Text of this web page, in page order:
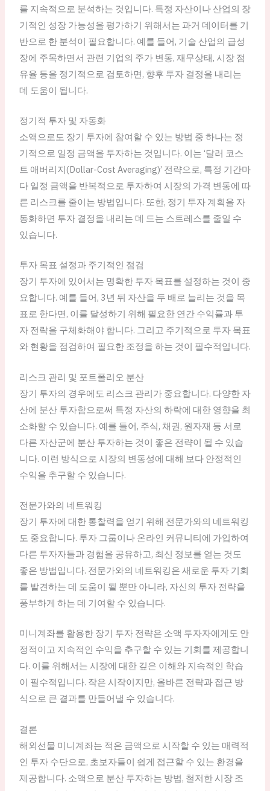
를 지속적으로 분석하는 것입니다. 특정 자산이나 산업의 장
기적인 성장 가능성을 평가하기 위해서는 과거 데이터를 기
반으로 한 분석이 필요합니다. 예를 들어, 기술 산업의 급성
장에 주목하면서 관련 기업의 주가 변동, 재무상태, 시장 점
유율 등을 정기적으로 검토하면, 향후 투자 결정을 내리는
데 도움이 됩니다.
정기적 투자 및 자동화
소액으로도 장기 투자에 참여할 수 있는 방법 중 하나는 정
기적으로 일정 금액을 투자하는 것입니다. 이는 ‘달러 코스
트 애버리지(Dollar-Cost Averaging)’ 전략으로, 특정 기간마
다 일정 금액을 반복적으로 투자하여 시장의 가격 변동에 따
른 리스크를 줄이는 방법입니다. 또한, 정기 투자 계획을 자
동화하면 투자 결정을 내리는 데 드는 스트레스를 줄일 수
있습니다.
투자 목표 설정과 주기적인 점검
장기 투자에 있어서는 명확한 투자 목표를 설정하는 것이 중
요합니다. 예를 들어, 3년 뒤 자산을 두 배로 늘리는 것을 목
표로 한다면, 이를 달성하기 위해 필요한 연간 수익률과 투
자 전략을 구체화해야 합니다. 그리고 주기적으로 투자 목표
와 현황을 점검하여 필요한 조정을 하는 것이 필수적입니다.
리스크 관리 및 포트폴리오 분산
장기 투자의 경우에도 리스크 관리가 중요합니다. 다양한 자
산에 분산 투자함으로써 특정 자산의 하락에 대한 영향을 최
소화할 수 있습니다. 예를 들어, 주식, 채권, 원자재 등 서로
다른 자산군에 분산 투자하는 것이 좋은 전략이 될 수 있습
니다. 이런 방식으로 시장의 변동성에 대해 보다 안정적인
수익을 추구할 수 있습니다.
전문가와의 네트워킹
장기 투자에 대한 통찰력을 얻기 위해 전문가와의 네트워킹
도 중요합니다. 투자 그룹이나 온라인 커뮤니티에 가입하여
다른 투자자들과 경험을 공유하고, 최신 정보를 얻는 것도
좋은 방법입니다. 전문가와의 네트워킹은 새로운 투자 기회
를 발견하는 데 도움이 될 뿐만 아니라, 자신의 투자 전략을
풍부하게 하는 데 기여할 수 있습니다.
미니계좌를 활용한 장기 투자 전략은 소액 투자자에게도 안
정적이고 지속적인 수익을 추구할 수 있는 기회를 제공합니
다. 이를 위해서는 시장에 대한 깊은 이해와 지속적인 학습
이 필수적입니다. 작은 시작이지만, 올바른 전략과 접근 방
식으로 큰 결과를 만들어낼 수 있습니다.
결론
해외선물 미니계좌는 적은 금액으로 시작할 수 있는 매력적
인 투자 수단으로, 초보자들이 쉽게 접근할 수 있는 환경을
제공합니다. 소액으로 분산 투자하는 방법, 철저한 시장 조